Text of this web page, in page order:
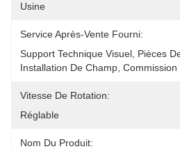
Usine
Service Après-Vente Fourni:
Support Technique Visuel, Pièces
Installation De Champ, Commission
Vitesse De Rotation:
Réglable
Nom Du Produit: